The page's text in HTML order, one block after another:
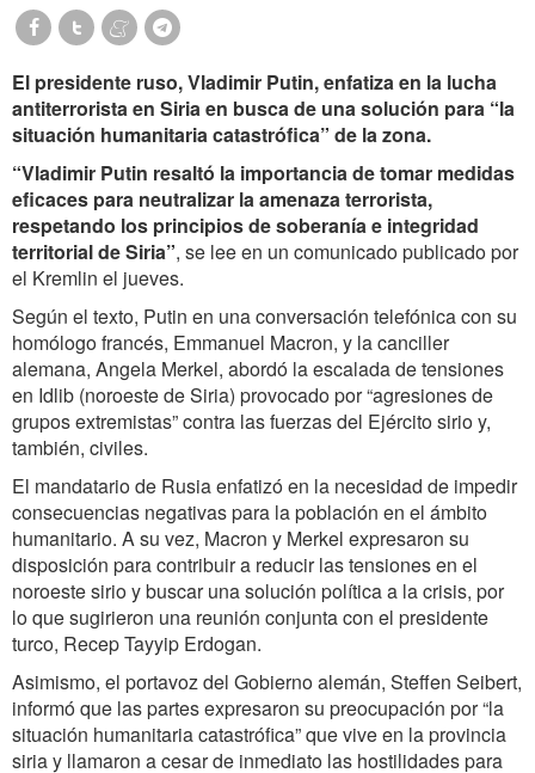
El presidente ruso, Vladimir Putin, enfatiza en la lucha
antiterrorista en Siria en busca de una solución para “la
situación humanitaria catastrófica” de la zona.
“Vladimir Putin resaltó la importancia de tomar medidas
eficaces para neutralizar la amenaza terrorista,
respetando los principios de soberanía e integridad
territorial de Siria”, se lee en un comunicado publicado por
el Kremlin el jueves.
Según el texto, Putin en una conversación telefónica con su
homólogo francés, Emmanuel Macron, y la canciller
alemana, Angela Merkel, abordó la escalada de tensiones
en Idlib (noroeste de Siria) provocado por “agresiones de
grupos extremistas” contra las fuerzas del Ejército sirio y,
también, civiles.
El mandatario de Rusia enfatizó en la necesidad de impedir
consecuencias negativas para la población en el ámbito
humanitario. A su vez, Macron y Merkel expresaron su
disposición para contribuir a reducir las tensiones en el
noroeste sirio y buscar una solución política a la crisis, por
lo que sugirieron una reunión conjunta con el presidente
turco, Recep Tayyip Erdogan.
Asimismo, el portavoz del Gobierno alemán, Steffen Seibert,
informó que las partes expresaron su preocupación por “la
situación humanitaria catastrófica” que vive en la provincia
siria y llamaron a cesar de inmediato las hostilidades para